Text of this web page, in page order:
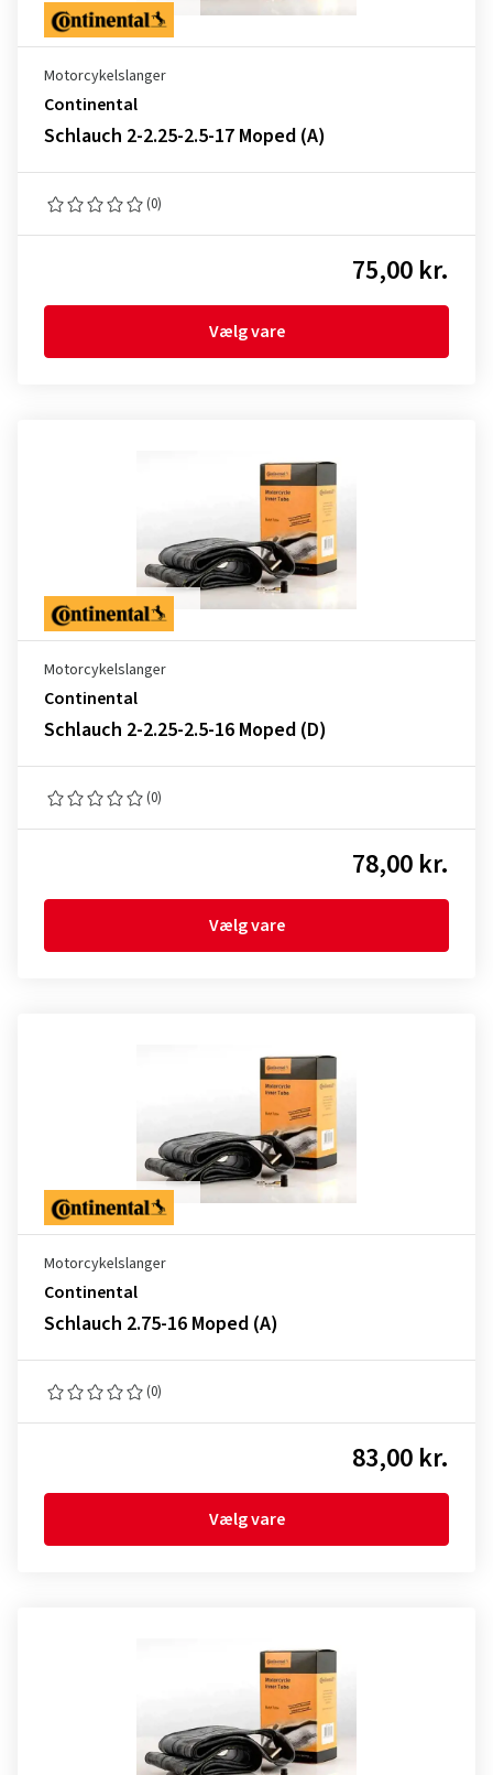
Motorcykelslanger
Continental
Schlauch 2-2.25-2.5-17 Moped (A)
(0)
75,00 kr.
Vælg vare
Motorcykelslanger
Continental
Schlauch 2-2.25-2.5-16 Moped (D)
(0)
78,00 kr.
Vælg vare
Motorcykelslanger
Continental
Schlauch 2.75-16 Moped (A)
(0)
83,00 kr.
Vælg vare